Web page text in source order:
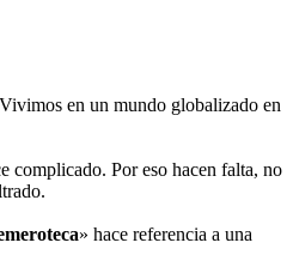
en un mundo globalizado en
complicado. Por eso hacen falta, no
» hace referencia a una